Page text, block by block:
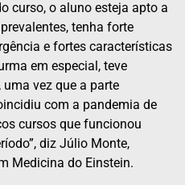
curso, o aluno esteja apto a
tenha forte
e fortes características
em especial, teve
vez que a parte
com a pandemia de
cursos que funcionou
diz Júlio Monte,
Medicina do Einstein.